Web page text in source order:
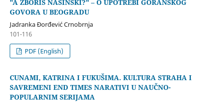
"A ZBORIŠ NAŠINSKI?" – O UPOTREBI GORANSKOG
GOVORA U BEOGRADU
Jadranka Đorđević Crnobrnja
101-116
PDF (English)
CUNAMI, KATRINA I FUKUŠIMA. KULTURA STRAHA I
SAVREMENI END TIMES NARATIVI U NAUČNO-
POPULARNIM SERIJAMA